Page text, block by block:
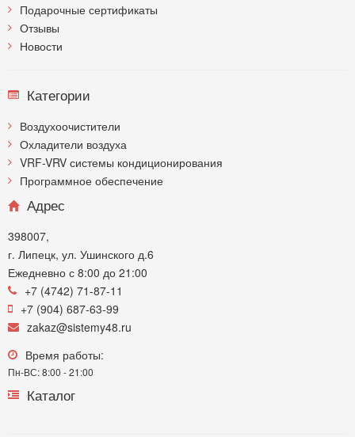
Подарочные сертификаты
Отзывы
Новости
Категории
Воздухоочистители
Охладители воздуха
VRF-VRV системы кондиционирования
Программное обеспечение
Адрес
398007,
г. Липецк, ул. Ушинского д.6
Ежедневно с 8:00 до 21:00
+7 (4742) 71-87-11
+7 (904) 687-63-99
zakaz@sistemy48.ru
Время работы:
Пн-ВС: 8:00 - 21:00
Каталог